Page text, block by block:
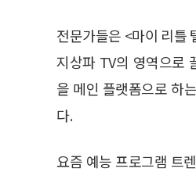
전문가들은 <마이 리틀
지상파 TV의 영역으로
을 메인 플랫폼으로 하
다.
요즘 예능 프로그램 트